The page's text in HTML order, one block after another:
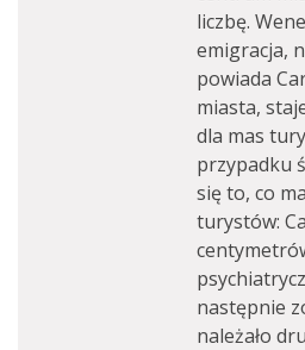
liczbę.
emigracja,
powiada
miasta,
dla mas
przypadku
się to, co
turystów:
następnie
należało